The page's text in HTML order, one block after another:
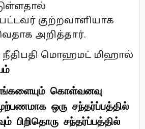
குற்றவாளியாக
அறித்தார்.
நீதிபதி மொஹமட் மிஹால்
கொள்வனவு
ஒரு சந்தர்ப்பத்தில்
பிறிதொரு சந்தர்ப்பத்தில்